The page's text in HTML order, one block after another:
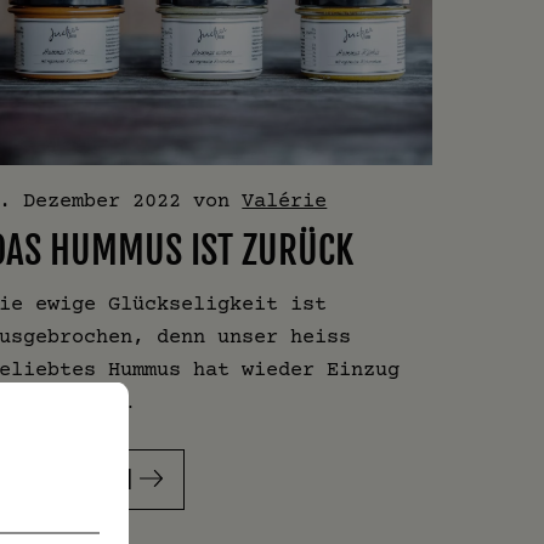
Dezember 2022 vonValérie
HUMMUS IST ZURÜCK
ewige Glückseligkeit ist
denn unser heiss
Hummus hat wieder Einzug
in…